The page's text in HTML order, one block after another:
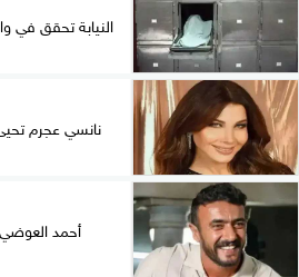
النيابة تحقق في
نانسي عجرم
أحمد